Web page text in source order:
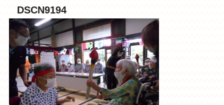
DSCN9194